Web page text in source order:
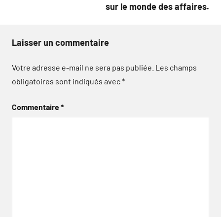
sur le monde des affaires.
Laisser un commentaire
Votre adresse e-mail ne sera pas publiée. Les champs
obligatoires sont indiqués avec*
Commentaire*